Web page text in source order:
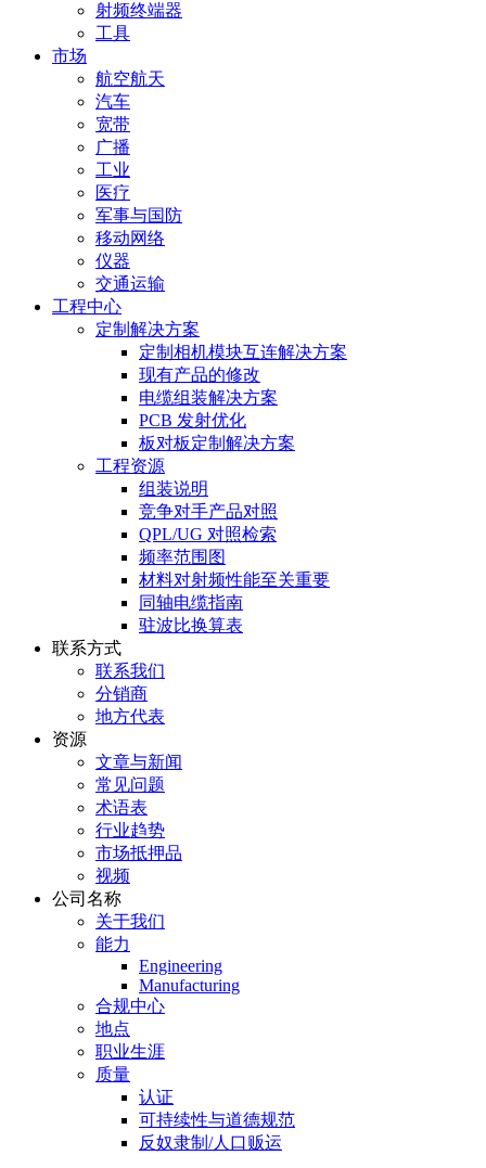
射频终端器
工具
市场
航空航天
汽车
宽带
广播
工业
医疗
军事与国防
移动网络
仪器
交通运输
工程中心
定制解决方案
定制相机模块互连解决方案
现有产品的修改
电缆组装解决方案
PCB 发射优化
板对板定制解决方案
工程资源
组装说明
竞争对手产品对照
QPL/UG 对照检索
频率范围图
材料对射频性能至关重要
同轴电缆指南
驻波比换算表
联系方式
联系我们
分销商
地方代表
资源
文章与新闻
常见问题
术语表
行业趋势
市场抵押品
视频
公司名称
关于我们
能力
Engineering
Manufacturing
合规中心
地点
职业生涯
质量
认证
可持续性与道德规范
反奴隶制/人口贩运